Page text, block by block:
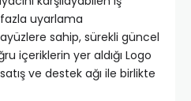
fazla uyarlama
sahip, sürekli güncel
içeriklerin yer aldığı Logo
ve destek ağı ile birlikte